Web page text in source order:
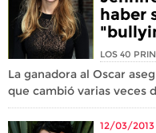
haber
LOS 40
La ganadora al Oscar
que cambió varias veces
12/03/2013